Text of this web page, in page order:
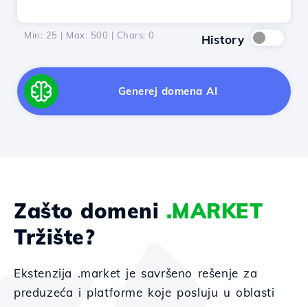
Min: 25 | Max: 500 | Chars: 0 History
Generej domena AI
Zašto domeni .MARKET
Tržište?
Ekstenzija .market je savršeno rešenje za
preduzeća i platforme koje posluju u oblasti